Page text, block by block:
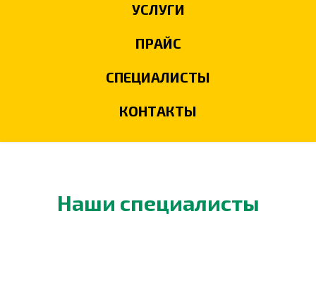
УСЛУГИ
ПРАЙС
СПЕЦИАЛИСТЫ
КОНТАКТЫ
Наши специалисты